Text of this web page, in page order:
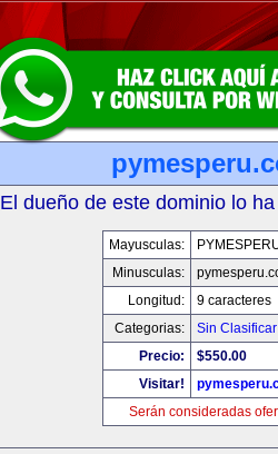
El dueño de este dominio lo
Mayusculas:
Minusculas:
Longitud:
9 caracteres
Categorias:
Sin Clasificar
Precio:
$550.00
Visitar!
Serán consideradas